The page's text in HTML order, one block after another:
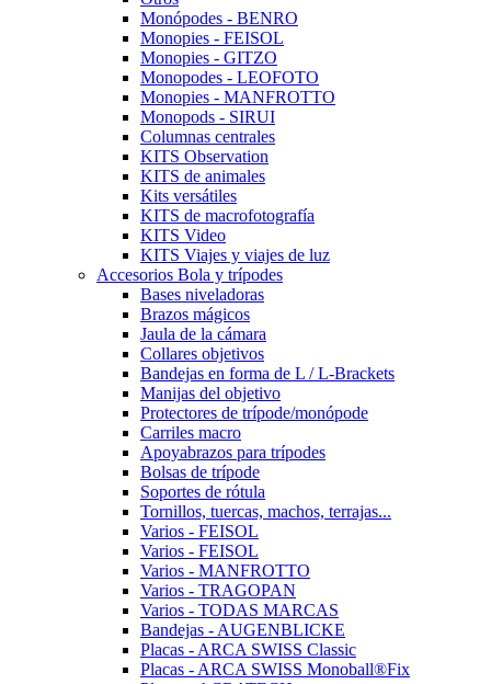
Monópodes - BENRO
Monopies - FEISOL
Monopies - GITZO
Monopodes - LEOFOTO
Monopies - MANFROTTO
Monopods - SIRUI
Columnas centrales
KITS Observation
KITS de animales
Kits versátiles
KITS de macrofotografía
KITS Video
KITS Viajes y viajes de luz
Accesorios Bola y trípodes
Bases niveladoras
Brazos mágicos
Jaula de la cámara
Collares objetivos
Bandejas en forma de L / L-Brackets
Manijas del objetivo
Protectores de trípode/monópode
Carriles macro
Apoyabrazos para trípodes
Bolsas de trípode
Soportes de rótula
Tornillos, tuercas, machos, terrajas...
Varios - FEISOL
Varios - FEISOL
Varios - MANFROTTO
Varios - TRAGOPAN
Varios - TODAS MARCAS
Bandejas - AUGENBLICKE
Placas - ARCA SWISS Classic
Placas - ARCA SWISS Monoball®Fix